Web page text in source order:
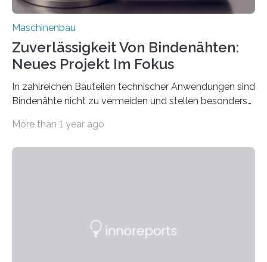
Maschinenbau
Zuverlässigkeit Von Bindenähten:
Neues Projekt Im Fokus
In zahlreichen Bauteilen technischer Anwendungen sind
Bindenähte nicht zu vermeiden und stellen besonders
Matrixmaterials eine große Herausforderung dar.
Durch den verstärkten Einsatz von Rezyklaten
More than 1 year ago